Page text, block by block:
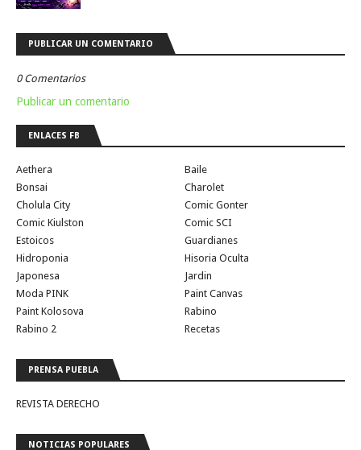
PUBLICAR UN COMENTARIO
0 Comentarios
Publicar un comentario
ENLACES FB
Aethera
Baile
Bonsai
Charolet
Cholula City
Comic Gonter
Comic Kiulston
Comic SCI
Estoicos
Guardianes
Hidroponia
Hisoria Oculta
Japonesa
Jardin
Moda PINK
Paint Canvas
Paint Kolosova
Rabino
Rabino 2
Recetas
PRENSA PUEBLA
REVISTA DERECHO
NOTICIAS POPULARES